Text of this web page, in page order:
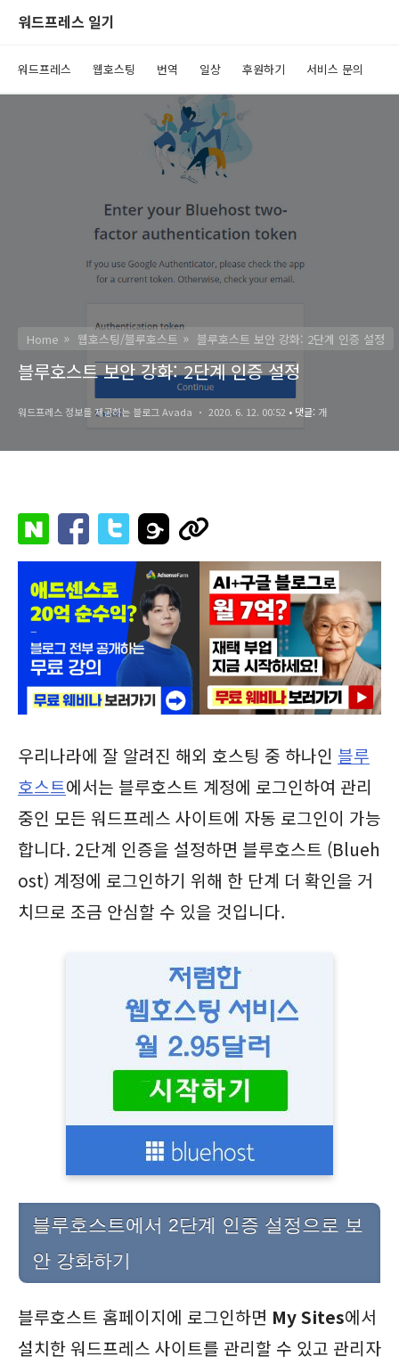
워드프레스 일기
워드프레스 웹호스팅 번역 일상 후원하기 서비스 문의
Home 웹호스팅/블루호스트 블루호스트 보안 강화: 2단계 인증 설정
블루호스트 보안 강화: 2단계 인증 설정
워드프레스 정보를 제공하는 블로그 Avada 2020. 6. 12. 00:52 • 댓글: 개
우리나라에 잘 알려진 해외 호스팅 중 하나인 블루
호스트에서는 블루호스트 계정에 로그인하여 관리
중인 모든 워드프레스 사이트에 자동 로그인이 가능
합니다. 2단계 인증을 설정하면 블루호스트 (Blueh
ost) 계정에 로그인하기 위해 한 단계 더 확인을 거
치므로 조금 안심할 수 있을 것입니다.
블루호스트에서 2단계 인증 설정으로 보
안 강화하기
블루호스트 홈페이지에 로그인하면 My Sites에서
설치한 워드프레스 사이트를 관리할 수 있고 관리자